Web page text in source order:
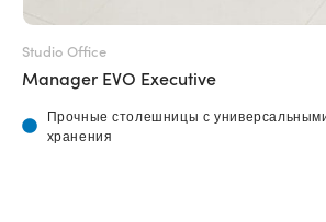
Studio Office
Manager EVO Executive
Прочные столешницы с
хранения